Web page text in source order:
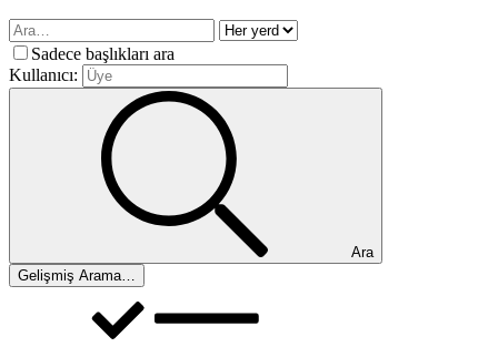
Sadece başlıkları ara
Kullanıcı:
Ara
Gelişmiş Arama…